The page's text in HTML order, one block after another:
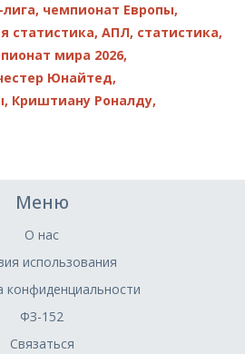
чемпионат Европы,
статистика, АПЛ, статистика,
мира 2026,
Юнайтед,
Криштиану Роналду,
Меню
О нас
использования
конфиденциальности
ФЗ-152
Связаться